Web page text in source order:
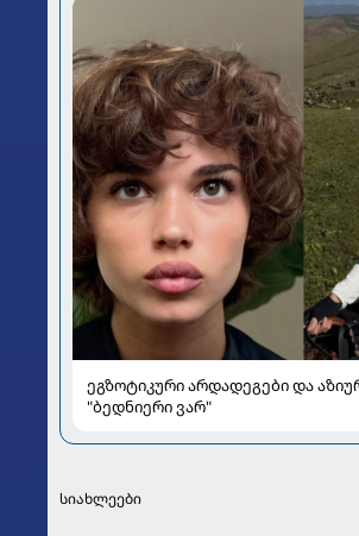
ეგზოტიკური არდადეგები და
"ბედნიერი ვარ"
სიახლეები